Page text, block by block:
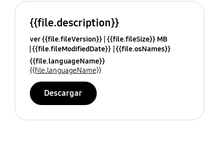
{{file.description}}
ver {{file.fileVersion}} {{file.fileSize}} MB
{{file.fileModifiedDate}} {{file.osNames}}
{{file.languageName}}
{{file.languageName}}
Descargar